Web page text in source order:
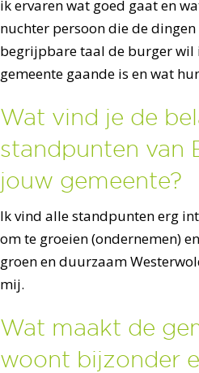
ik ervaren wat goed gaat en
nuchter persoon die de
begrijpbare taal de burger wil
gemeente gaande is en wat
Wat vind je de
standpunten van
jouw gemeente?
Ik vind alle standpunten erg
om te groeien (ondernemen)
groen en duurzaam
mij.
Wat maakt de
woont bijzonder